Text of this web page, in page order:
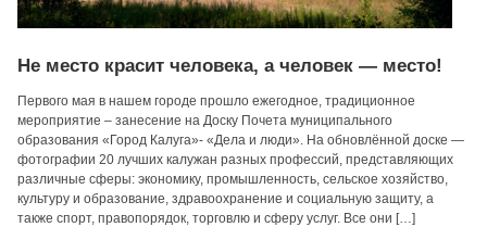
Не место красит человека, а человек — место!
Первого мая в нашем городе прошло ежегодное, традиционное
мероприятие – занесение на Доску Почета муниципального
образования «Город Калуга»- «Дела и люди». На обновлённой доске —
фотографии 20 лучших калужан разных профессий, представляющих
различные сферы: экономику, промышленность, сельское хозяйство,
культуру и образование, здравоохранение и социальную защиту, а
также спорт, правопорядок, торговлю и сферу услуг. Все они […]